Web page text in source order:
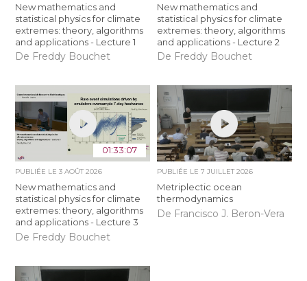
New mathematics and
statistical physics for climate
extremes: theory, algorithms
and applications - Lecture 1
De Freddy Bouchet
New mathematics and
statistical physics for climate
extremes: theory, algorithms
and applications - Lecture 2
De Freddy Bouchet
01:33:07
PUBLIÉE LE3 AOÛT 2026
New mathematics and
statistical physics for climate
extremes: theory, algorithms
and applications - Lecture 3
De Freddy Bouchet
PUBLIÉE LE 7 JUILLET 2026
Metriplectic ocean
thermodynamics
De Francisco J. Beron-Vera